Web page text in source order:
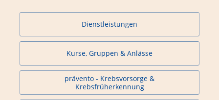
Dienstleistungen
Kurse, Gruppen & Anlässe
prävento - Krebsvorsorge &
Krebsfrüherkennung